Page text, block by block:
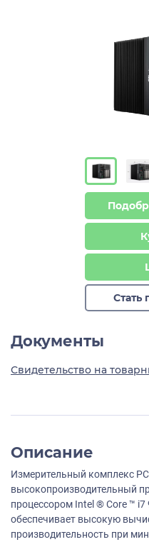
Стать
Документы
Свидетельство на
Описание
Измерительный комплекс
высокопроизводительный
процессором Intel ® Core ™
обеспечивает высокую
производительность при